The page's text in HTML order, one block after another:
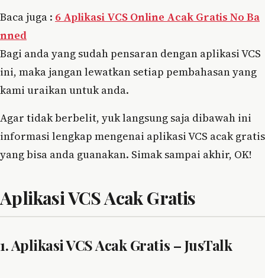
Baca juga : 6 Aplikasi VCS Online Acak Gratis No Ba
nned
Bagi anda yang sudah pensaran dengan aplikasi VCS
ini, maka jangan lewatkan setiap pembahasan yang
kami uraikan untuk anda.
Agar tidak berbelit, yuk langsung saja dibawah ini
informasi lengkap mengenai aplikasi VCS acak gratis
yang bisa anda guanakan. Simak sampai akhir, OK!
Aplikasi VCS Acak Gratis
1. Aplikasi VCS Acak Gratis – JusTalk